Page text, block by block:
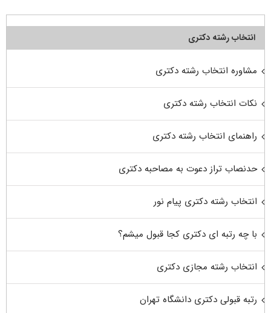
انتخاب رشته دکتری
مشاوره انتخاب رشته دکتری
نکات انتخاب رشته دکتری
راهنمای انتخاب رشته دکتری
حدنصاب تراز دعوت به مصاحبه دکتری
انتخاب رشته دکتری پیام نور
با چه رتبه ای دکتری کجا قبول میشم؟
انتخاب رشته مجازی دکتری
رتبه قبولی دکتری دانشگاه تهران